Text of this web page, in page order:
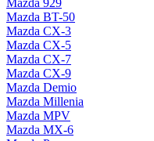
Mazda 929
Mazda BT-50
Mazda CX-3
Mazda CX-5
Mazda CX-7
Mazda CX-9
Mazda Demio
Mazda Millenia
Mazda MPV
Mazda MX-6